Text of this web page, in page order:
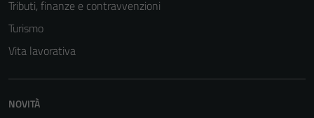
Tributi, finanze e contravvenzioni
Turismo
Vita lavorativa
NOVITÀ